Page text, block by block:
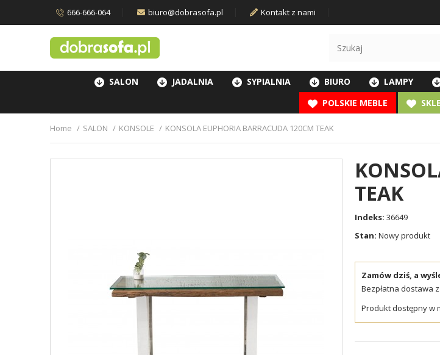
666-666-064 biuro@dobrasofa.pl Kontakt z nami
SALON JADALNIA SYPIALNIA BIURO LAMPY
POLSKIE MEBLE
Home SALON KONSOLE KONSOLA EUPHORIA BARRACUDA 120CM TEAK
TEAK
Indeks: 36649
Stan: Nowy produkt
Zamów dziś, a
Bezpłatna dostawa
Produkt dostępny w